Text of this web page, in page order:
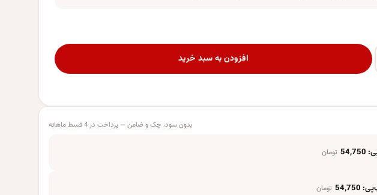
عدد افزودن به سبد خرید
بدون سود، چک و ضامن — پرداخت در 4 قسط ماهانه
54,750 تومان
54,750 تومان